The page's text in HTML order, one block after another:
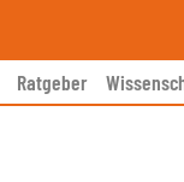
Ratgeber